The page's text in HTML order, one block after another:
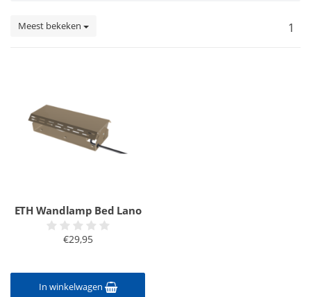
Meest bekeken 1
ETH Wandlamp Bed Lano
€29,95
In winkelwagen